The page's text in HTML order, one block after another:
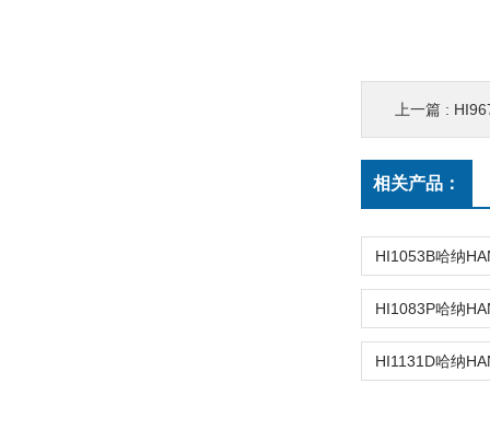
上一篇 :
相关产品：